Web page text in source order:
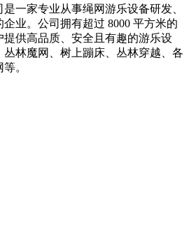
一家专业从事绳网游乐设备研发、
业。公司拥有超过 8000 平方米的
供高品质、安全且有趣的游乐设
林魔网、树上蹦床、丛林穿越、各
。